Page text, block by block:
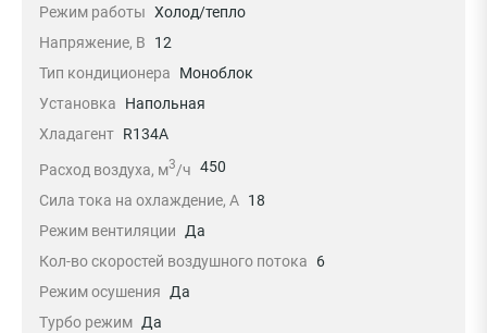
Режим работы Холод/тепло
Напряжение, В
12
Тип кондиционера
Моноблок
Установка
Напольная
Хладагент R134A
Расход воздуха, м3/ч 450
Сила тока на охлаждение, А 18
Режим вентиляции
Да
Кол-во скоростей воздушного потока
6
Режим осушения
Да
Турбо режим Да